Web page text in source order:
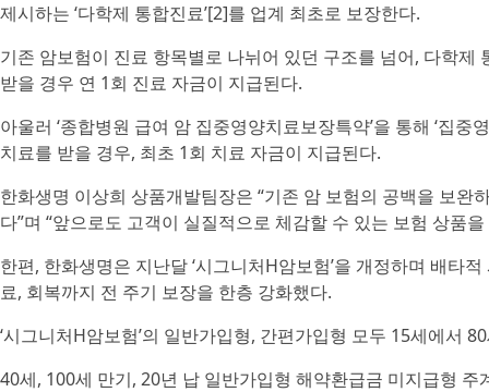
제시하는 ‘다학제 통합진료’[2]를 업계 최초로 보장한다.
기존 암보험이 진료 항목별로 나뉘어 있던 구조를 넘어, 다학
받을 경우 연 1회 진료 자금이 지급된다.
아울러 ‘종합병원 급여 암 집중영양치료보장특약’을 통해 ‘집
치료를 받을 경우, 최초 1회 치료 자금이 지급된다.
한화생명 이상희 상품개발팀장은 “기존 암 보험의 공백을 보
다”며 “앞으로도 고객이 실질적으로 체감할 수 있는 보험 상품
한편, 한화생명은 지난달 ‘시그니처H암보험’을 개정하며 배타
료, 회복까지 전 주기 보장을 한층 강화했다.
‘시그니처H암보험’의 일반가입형, 간편가입형 모두 15세에서
40세, 100세 만기, 20년 납 일반가입형 해약환급금 미지급형